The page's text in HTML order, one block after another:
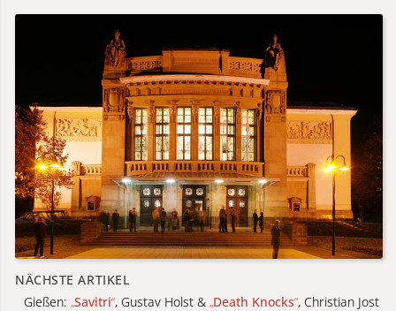
NÄCHSTE ARTIKEL
Gießen: „Savitri“, Gustav Holst & „Death Knocks“, Christian Jost